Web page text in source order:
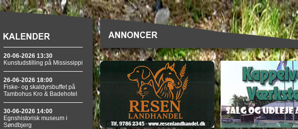
20-06-2026 13:30
Kunstudstilling på Mississippi
26-06-2026 18:00
Fiske- og skaldyrsbuffet på
Tambohus Kro & Badehotel
30-06-2026 14:00
Egnshistorisk museum i
Søndbjerg